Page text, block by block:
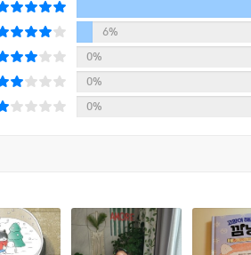
썰매장으로 놀러 오세요
고양이든 누구나 환영합니다
해결사 깜냥 4: 눈썰매장을 씽씽 달려
길고양이들을 만난 깜냥은 따뜻한 사
노는 장면에서 독자들은 흐뭇한 미소
6%
0%
0%
0%